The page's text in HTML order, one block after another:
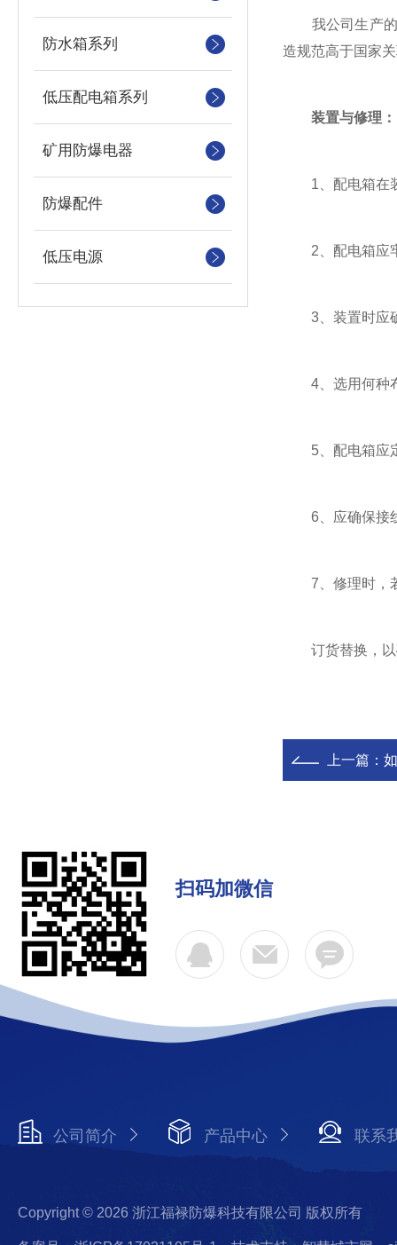
防水箱系列
低压配电箱系列
矿用防爆电器
防爆配件
低压电源
我公司生产的
造规范高于国家
装置与修理：
1、配电箱在装
2、配电箱应
3、装置时应确
4、选用何种布
5、配电箱应定
6、应确保接线
7、修理时，若
订货替换，以
上一篇：
扫码加微信
公司简介 产品中心 联系
Copyright © 2026 浙江福禄防爆科技有限公司 版权所有